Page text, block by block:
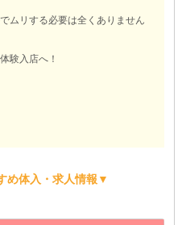
ムリする必要は全くありません
験入店へ！
め体入・求人情報▼